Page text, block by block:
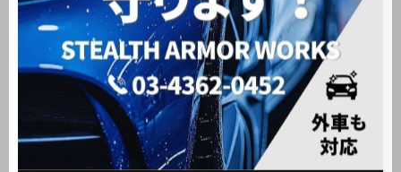
カテゴリー Categories
全てのカテゴリー
メルセデス・ベンツ